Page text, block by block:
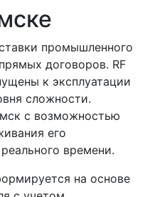
промышленного
договоров. RF
к эксплуатации
сложности.
с возможностью
его
времени.
на основе